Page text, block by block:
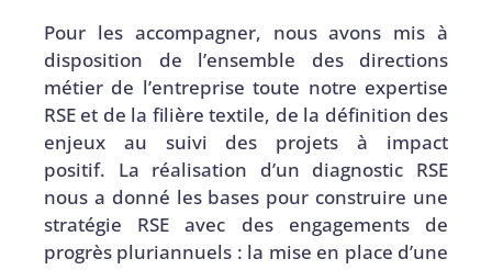
Pour les accompagner, nous avons mis à
disposition de l’ensemble des directions
métier de l’entreprise toute notre expertise
RSE et de la filière textile, de la définition des
enjeux au suivi des projets à impact
positif. La réalisation d’un diagnostic RSE
nous a donné les bases pour construire une
stratégie RSE avec des engagements de
progrès pluriannuels : la mise en place d’une